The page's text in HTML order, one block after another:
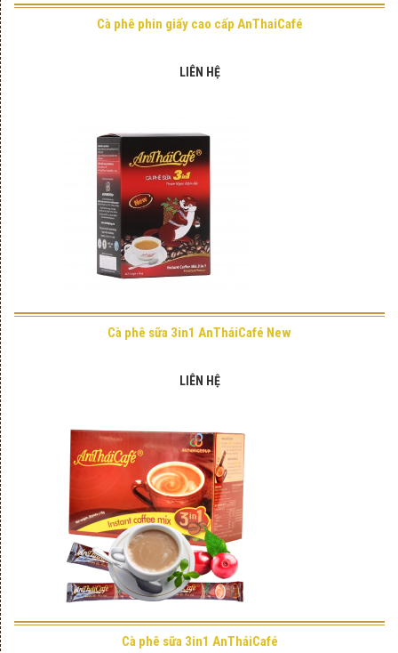
Cà phê phin giấy cao cấp AnThaiCafé
LIÊN HỆ
Cà phê sữa 3in1 AnTháiCafé New
LIÊN HỆ
Cà phê sữa 3in1 AnTháiCafé